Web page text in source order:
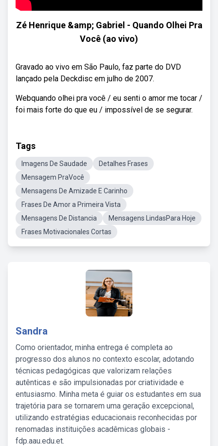
Zé Henrique &amp; Gabriel - Quando Olhei Pra
Você (ao vivo)
Gravado ao vivo em São Paulo, faz parte do DVD
lançado pela Deckdisc em julho de 2007.
Webquando olhei pra você / eu senti o amor me tocar /
foi mais forte do que eu / impossível de se segurar.
Tags
Imagens De Saudade
Detalhes Frases
Mensagem PraVocê
Mensagens De Amizade E Carinho
Frases De Amor a Primeira Vista
Mensagens De Distancia
Mensagens LindasPara Hoje
Frases Motivacionales Cortas
Sandra
Como orientador, minha entrega é completa ao
progresso dos alunos no contexto escolar, adotando
técnicas pedagógicas que valorizam relações
autênticas e são impulsionadas por criatividade e
entusiasmo. Minha meta é guiar os estudantes em sua
trajetória para se tornarem uma geração excepcional,
utilizando estratégias educacionais reconhecidas por
renomadas instituições acadêmicas globais -
fdp.aau.edu.et.